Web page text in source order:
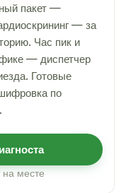
пакет —
— за
Час пик и
— диспетчер
Готовые
по
на месте